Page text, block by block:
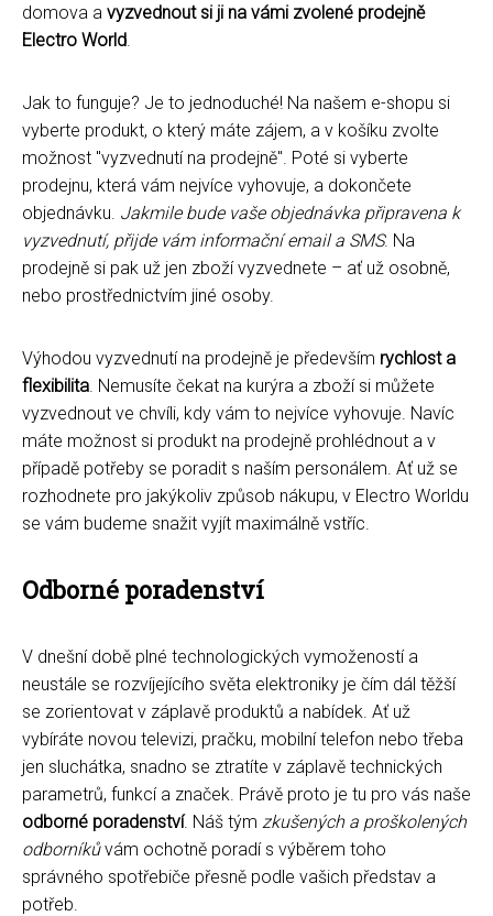
domova a vyzvednout si ji na vámi zvolené prodejně
Electro World
Jak to funguje? Je to jednoduché! Na našem e-shopu si
vyberte produkt, o který máte zájem, a v košíku zvolte
možnost "vyzvednutí na prodejně". Poté si vyberte
prodejnu, která vám nejvíce vyhovuje, a dokončete
objednávku. Jakmile bude vaše objednávka připravena k
vyzvednutí, přijde vám informační email a SMS. Na
prodejně si pak už jen zboží vyzvednete – ať už osobně,
nebo prostřednictvím jiné osoby.
Výhodou vyzvednutí na prodejně je především rychlost a
flexibilita . Nemusíte čekat na kurýra a zboží si můžete
vyzvednout ve chvíli, kdy vám to nejvíce vyhovuje. Navíc
máte možnost si produkt na prodejně prohlédnout a v
případě potřeby se poradit s naším personálem. Ať už se
rozhodnete pro jakýkoliv způsob nákupu, v Electro Worldu
se vám budeme snažit vyjít maximálně vstříc.
Odborné poradenství
V dnešní době plné technologických vymožeností a
neustále se rozvíjejícího světa elektroniky je čím dál těžší
se zorientovat v záplavě produktů a nabídek. Ať už
vybíráte novou televizi, pračku, mobilní telefon nebo třeba
jen sluchátka, snadno se ztratíte v záplavě technických
parametrů, funkcí a značek. Právě proto je tu pro vás naše
odborné poradenství. Náš tým zkušených a proškolených
odborníkůvám ochotně poradí s výběrem toho
správného spotřebiče přesně podle vašich představ a
potřeb.